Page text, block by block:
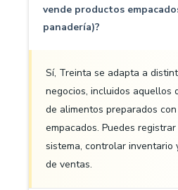
vende productos
panadería)?
Sí, Treinta se adapta a
negocios, incluidos aquellos
de alimentos preparados
empacados. Puedes
sistema, controlar inventario
de ventas.